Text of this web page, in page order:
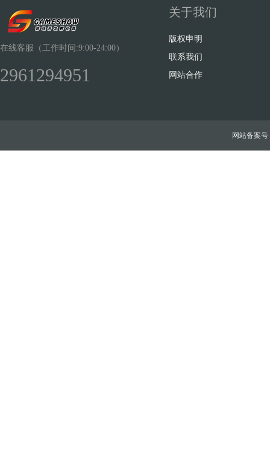
在线客服（工作时间:9:00-24:00）
2961294951
关于我们
版权申明
联系我们
网站合作
网站备案号